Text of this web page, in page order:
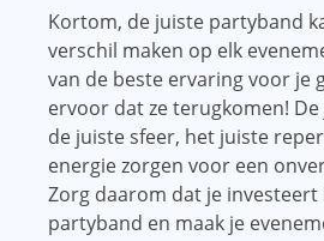
Kortom, de juiste partyband
verschil maken op elk
van de beste ervaring voor je
ervoor dat ze terugkomen!
de juiste sfeer, het juiste
energie zorgen voor een
Zorg daarom dat je investeert
partyband en maak je